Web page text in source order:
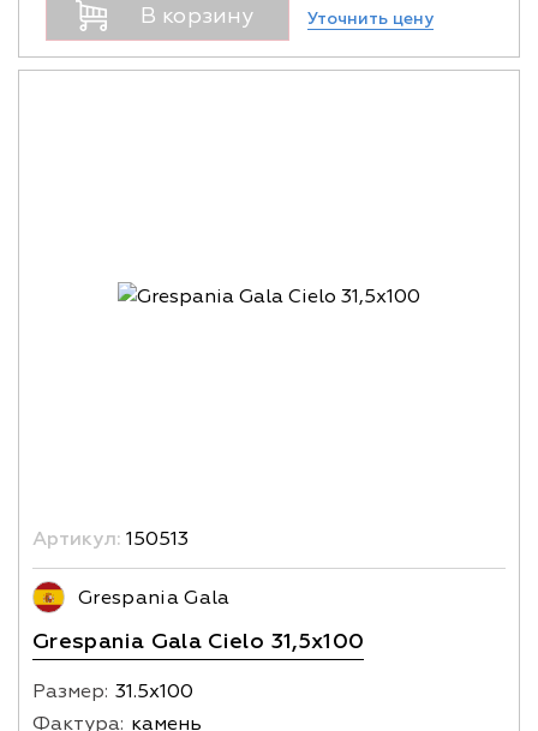
В корзину Уточнить цену
Артикул: 150513
Grespania Gala
Grespania Gala Cielo 31,5x100
Размер: 31.5х100
Фактура: камень